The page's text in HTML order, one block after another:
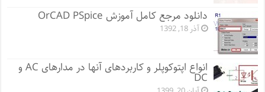
دانلود مرجع کامل آموزش OrCAD PSpice
آذر 18, 1392
انواع اپتوکوپلر و کاربردهای آنها در مدارهای AC و
DC